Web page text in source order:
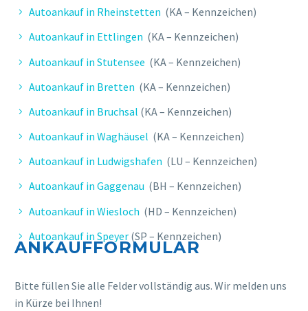
Autoankauf in Rheinstetten (KA – Kennzeichen)
Autoankauf in Ettlingen (KA – Kennzeichen)
Autoankauf in Stutensee (KA – Kennzeichen)
Autoankauf in Bretten (KA – Kennzeichen)
Autoankauf in Bruchsal (KA – Kennzeichen)
Autoankauf in Waghäusel (KA – Kennzeichen)
Autoankauf in Ludwigshafen (LU – Kennzeichen)
Autoankauf in Gaggenau (BH – Kennzeichen)
Autoankauf in Wiesloch (HD – Kennzeichen)
Autoankauf in Speyer (SP – Kennzeichen)
ANKAUFFORMULAR
Bitte füllen Sie alle Felder vollständig aus. Wir melden uns
in Kürze bei Ihnen!